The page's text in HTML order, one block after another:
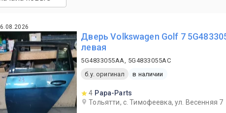
Дверь Volkswagen Golf 7
левая
5G4833055AA, 5G4833055AC
б.у. оригинал
в наличии
4 Papa-Parts
Тольятти, с. Тимофеевка, ул. Весенняя 7